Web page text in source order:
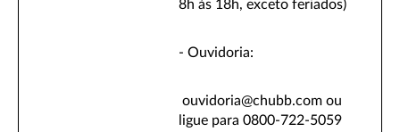
8h às 18h, exceto feriados)
- Ouvidoria:
ouvidoria@chubb.com ou
ligue para 0800-722-5059